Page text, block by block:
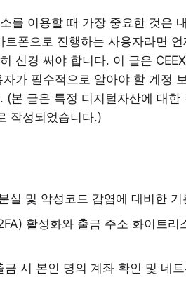
를 이용할 때 가장 중요한 것은
폰으로 진행하는 사용자라면
신경 써야 합니다. 이 글은
가 필수적으로 알아야 할 계정
(본 글은 특정 디지털자산에 대한
작성되었습니다.)
실 및 악성코드 감염에 대비한
활성화와 출금 주소 화이트리
금 시 본인 명의 계좌 확인 및 네